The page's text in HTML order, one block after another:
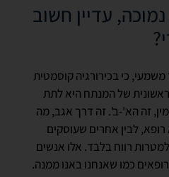
עדיין חשוב
כי בכירורגיה קוסמטית
של המנתח היא לתת
זה הא'-ב'. זה דרך אגב, מה
לבין אחרים שעוסקים
רווח בלבד. אלו אנשים
כמו שאנחנו באנו ממנה.